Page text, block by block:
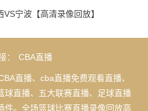
宁波【高清录像回放】
： CBA直播
直播、cba直播免费观看直播、
球直播、五大联赛直播、足球直播
件。全场篮球比赛直播录像回放高